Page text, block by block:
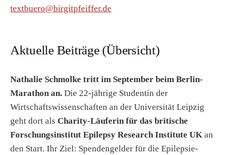
textbuero@birgitpfeiffer.de
Aktuelle Beiträge (Übersicht)
Nathalie Schmolke tritt im September beim Berlin-
Marathon an. Die 22-jährige Studentin der
Wirtschaftswissenschaften an der Universität Leipzig
geht dort als Charity-Läuferin für das britische
Forschungsinstitut Epilepsy Research Institute UK an
den Start. Ihr Ziel: Spendengelder für die Epilepsie-